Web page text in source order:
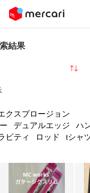
結果
並び
クスプロージョン
デュアルエッジ
ハ
ビティ ロッド
tシャ